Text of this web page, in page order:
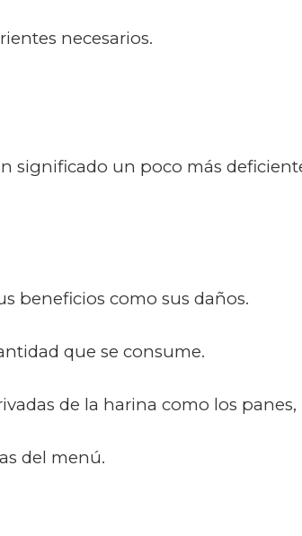
necesarios.
significado un poco más
beneficios como sus daños.
que se consume.
de la harina como los panes,
del menú.